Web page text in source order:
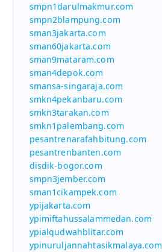
smpn1darulmakmur.com
smpn2blampung.com
sman3jakarta.com
sman60jakarta.com
sman9mataram.com
sman4depok.com
smansa-singaraja.com
smkn4pekanbaru.com
smkn3tarakan.com
smkn1palembang.com
pesantrenarafahbitung.com
pesantrenbanten.com
disdik-bogor.com
smpn3jember.com
sman1cikampek.com
ypijakarta.com
ypimiftahussalammedan.com
ypialqudwahblitar.com
ypinuruljannahtasikmalaya.com